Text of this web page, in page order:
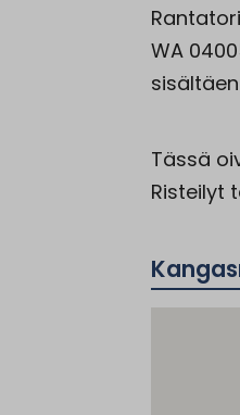
WA
Tässä
Risteilyt